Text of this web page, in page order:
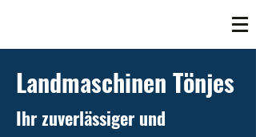
Landmaschinen Tönjes
Ihr zuverlässiger und